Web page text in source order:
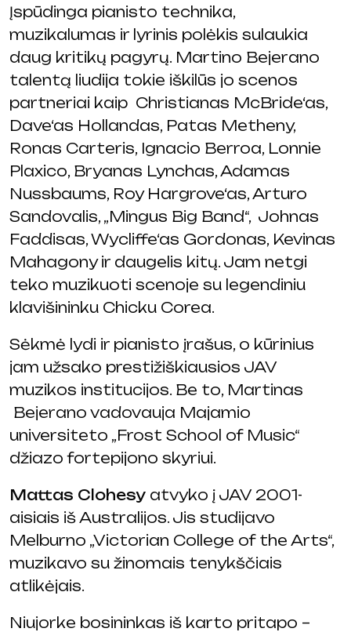
Įspūdinga pianisto technika,
muzikalumas ir lyrinis polėkis sulaukia
daug kritikų pagyrų. Martino Bejerano
talentą liudija tokie iškilūs jo scenos
partneriai kaip Christianas McBride‘as,
Dave‘as Hollandas, Patas Metheny,
Ronas Carteris, Ignacio Berroa, Lonnie
Plaxico, Bryanas Lynchas, Adamas
Nussbaums, Roy Hargrove‘as, Arturo
Sandovalis, „Mingus Big Band“, Johnas
Faddisas, Wycliffe‘as Gordonas, Kevinas
Mahagony ir daugelis kitų. Jam netgi
teko muzikuoti scenoje su legendiniu
klavišininku Chicku Corea.
Sėkmė lydi ir pianisto įrašus, o kūrinius
jam užsako prestižiškiausios JAV
muzikos institucijos. Be to, Martinas
Bejerano vadovauja Majamio
universiteto „Frost School of Music“
džiazo fortepijono skyriui.
Mattas Clohesy atvyko į JAV 2001-
aisiais iš Australijos. Jis studijavo
Melburno „Victorian College of the Arts“,
muzikavo su žinomais tenykščiais
atlikėjais.
Niujorke bosininkas iš karto pritapo –